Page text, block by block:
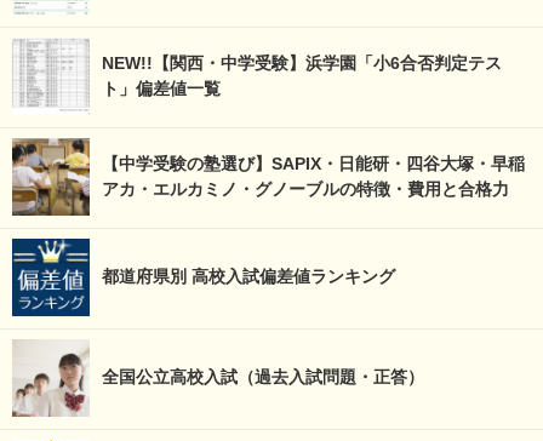
NEW!!【関西・中学受験】浜学園「小6合否判定テス
ト」偏差値一覧
【中学受験の塾選び】SAPIX・日能研・四谷大塚・早稲
アカ・エルカミノ・グノーブルの特徴・費用と合格力
都道府県別 高校入試偏差値ランキング
全国公立高校入試（過去入試問題・正答）